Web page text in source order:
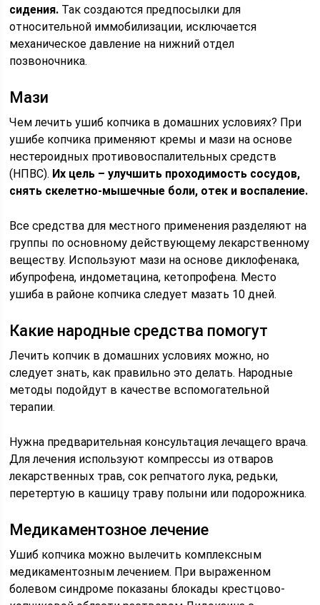
сидения. Так создаются предпосылки для
относительной иммобилизации, исключается
механическое давление на нижний отдел
позвоночника.
Мази
Чем лечить ушиб копчика в домашних условиях? При
ушибе копчика применяют кремы и мази на основе
нестероидных противовоспалительных средств
(НПВС). Их цель – улучшить проходимость сосудов,
снять скелетно-мышечные боли, отек и воспаление.
Все средства для местного применения разделяют на
группы по основному действующему лекарственному
веществу. Используют мази на основе диклофенака,
ибупрофена, индометацина, кетопрофена. Место
ушиба в районе копчика следует мазать 10 дней.
Какие народные средства помогут
Лечить копчик в домашних условиях можно, но
следует знать, как правильно это делать. Народные
методы подойдут в качестве вспомогательной
терапии.
Нужна предварительная консультация лечащего врача.
Для лечения используют компрессы из отваров
лекарственных трав, сок репчатого лука, редьки,
перетертую в кашицу траву полыни или подорожника.
Медикаментозное лечение
Ушиб копчика можно вылечить комплексным
медикаментозным лечением. При выраженном
болевом синдроме показаны блокады крестцово-